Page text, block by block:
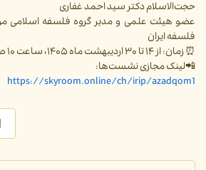
حجت‌الاسلام دکتر سید احمد غفاری
عضو هیئت علمی و مدیر گروه فلسفه
فلسفه ایران
⏰ زمان: از ۱۴ تا ۳۰ اردیبهشت ماه ۱۴۰۵، ساعت ۱۰ صبح
📲لینک مجازی نشست‌ها:
https://skyroom.online/ch/irip/azadqom1